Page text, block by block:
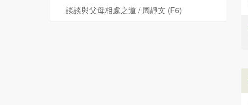
談談與父母相處之道 / 周靜文 (F6)